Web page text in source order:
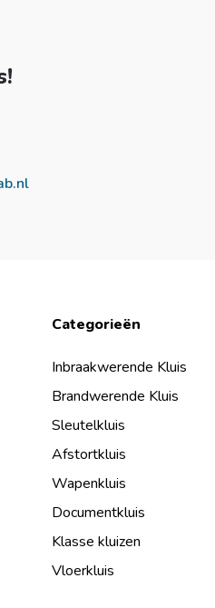
Categorieën
Inbraakwerende Kluis
Brandwerende Kluis
Sleutelkluis
Afstortkluis
Wapenkluis
Documentkluis
Klasse kluizen
Vloerkluis